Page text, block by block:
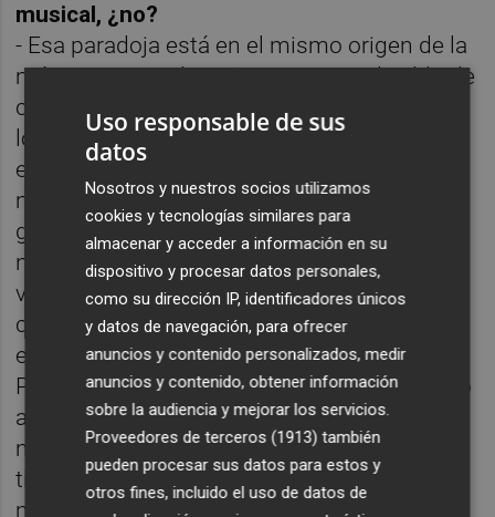
musical, ¿no?
- Esa paradoja está en el mismo origen de la
música pop. En los años sesenta, el caldo de
cultivo de la música pop, la contracultura de
los hippies, los hipsters y los negros
estadounidenses, no tarda en convertirse en
mainstream, en ser promovida por las
grandes discográficas y la publicidad. En los
noventa se repite de alguna manera esta
vieja historia. Es el momento en el que la
cultura general parece dominada por lo que
era indie: R. E. M, Nirvana, Red Hot Chilli
Peppers. En España pasa algo parecido pero
aún más raro: en realidad, esos grupos que
mencionas venden muy pocos discos,
tienen pocos seguidores, tocan en sitios
medianos y pequeños, pero como para la
Uso responsable de sus
datos
Nosotros y nuestros socios utilizamos
cookies y tecnologías similares para
almacenar y acceder a información en su
dispositivo y procesar datos personales,
como su dirección IP, identificadores únicos
y datos de navegación, para ofrecer
anuncios y contenido personalizados, medir
anuncios y contenido, obtener información
sobre la audiencia y mejorar los servicios.
Proveedores de terceros (1913) también
pueden procesar sus datos para estos y
otros fines, incluido el uso de datos de